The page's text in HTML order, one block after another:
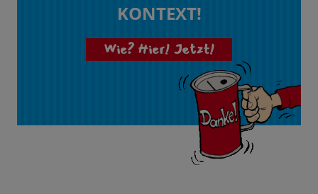
KONTEXT!
Wie? Hier! Jetzt!